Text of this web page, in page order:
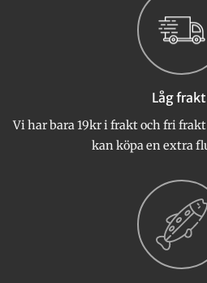
Låg
Vi har bara 19kr i frakt och fri
kan köpa en extra